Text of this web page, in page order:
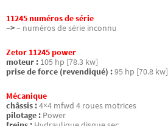
11245 numéros de série
–>– numéros de série inconnu
Zetor 11245 power
moteur : 105 hp [78.3 kw]
prise de force (revendiqué) :95 hp [70.8 kw]
Mécanique
châssis :4×4 mfwd 4 roues motrices
pilotage : Power